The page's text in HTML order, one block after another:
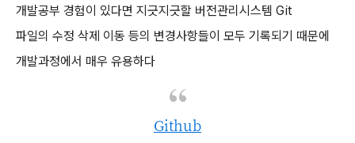
개발공부 경험이 있다면 지긋지긋할 버전관리시스템 Git
파일의 수정 삭제 이동 등의 변경사항들이 모두 기록되기 때문에
개발과정에서 매우 유용하다
Github